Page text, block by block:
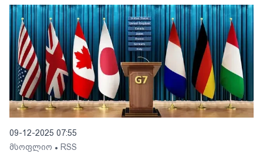
09-12-2025 07:55
მსოფლიო • RSS